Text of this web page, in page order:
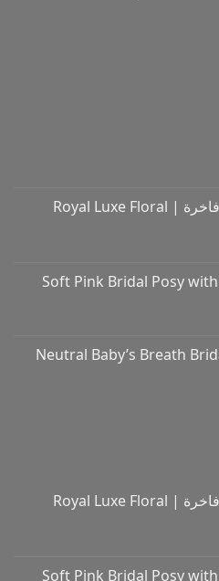
تنسيقة ورد ملكية فاخرة | Royal Luxe Floral
Soft Pink Bridal Posy
Neutral Baby’s Breath
تنسيقة ورد ملكية فاخرة | Royal Luxe Floral
Soft Pink Bridal Posy